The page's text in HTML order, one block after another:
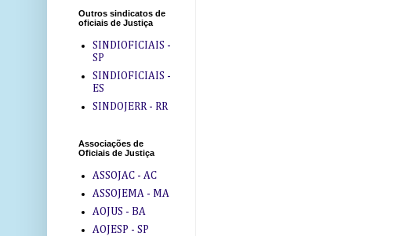
Outros sindicatos de
oficiais de Justiça
SINDIOFICIAIS -
SP
SINDIOFICIAIS -
ES
SINDOJERR - RR
Associações de
Oficiais de Justiça
ASSOJAC - AC
ASSOJEMA - MA
AOJUS - BA
AOJESP - SP